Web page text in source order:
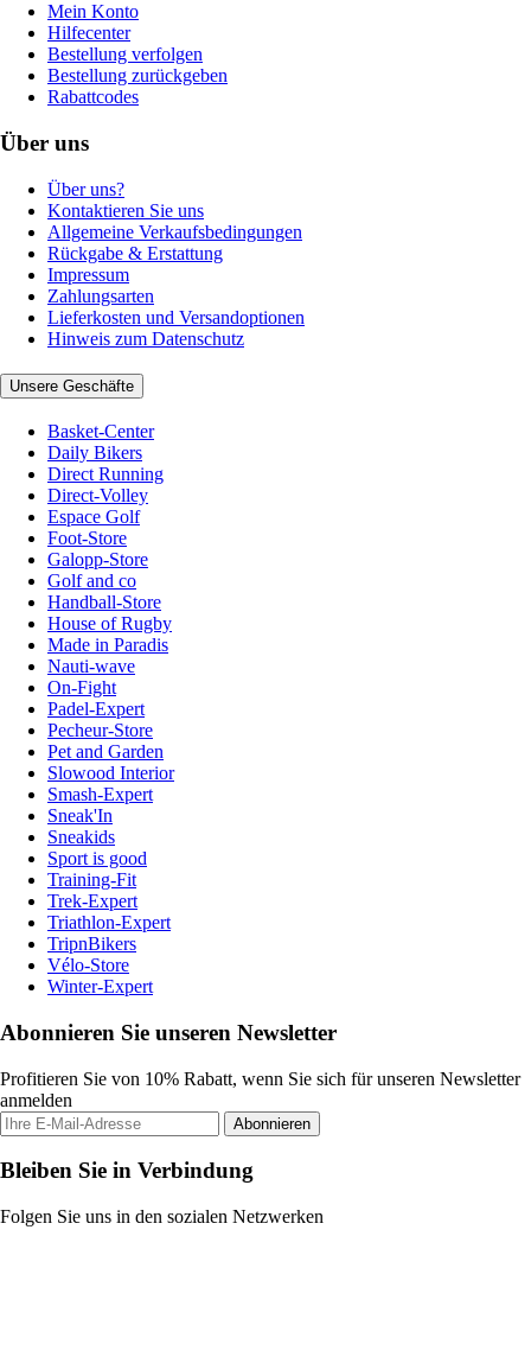
Mein Konto
Hilfecenter
Bestellung verfolgen
Bestellung zurückgeben
Rabattcodes
Über uns
Über uns?
Kontaktieren Sie uns
Allgemeine Verkaufsbedingungen
Rückgabe & Erstattung
Impressum
Zahlungsarten
Lieferkosten und Versandoptionen
Hinweis zum Datenschutz
Unsere Geschäfte
Basket-Center
Daily Bikers
Direct Running
Direct-Volley
Espace Golf
Foot-Store
Galopp-Store
Golf and co
Handball-Store
House of Rugby
Made in Paradis
Nauti-wave
On-Fight
Padel-Expert
Pecheur-Store
Pet and Garden
Slowood Interior
Smash-Expert
Sneak'In
Sneakids
Sport is good
Training-Fit
Trek-Expert
Triathlon-Expert
TripnBikers
Vélo-Store
Winter-Expert
Abonnieren Sie unseren Newsletter
Profitieren Sie von 10% Rabatt, wenn Sie sich für unseren Newsletter
anmelden
Abonnieren
Bleiben Sie in Verbindung
Folgen Sie uns in den sozialen Netzwerken